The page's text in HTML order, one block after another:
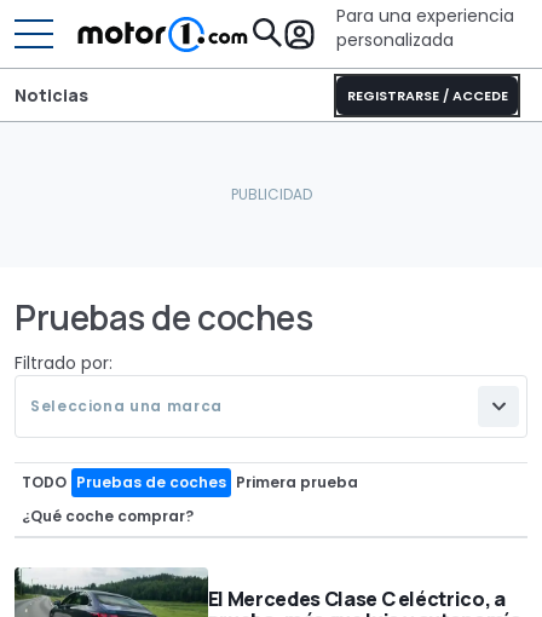
Para una experiencia
personalizada
REGISTRARSE / ACCEDE
Noticias
Pruebas de coches
Filtrado por:
Selecciona una marca
TODO Pruebas de coches Primera prueba
¿Qué coche comprar?
El Mercedes Clase C eléctrico, a